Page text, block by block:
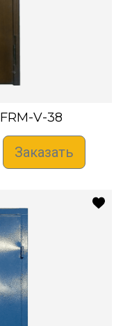
FRM-V-38
Заказать